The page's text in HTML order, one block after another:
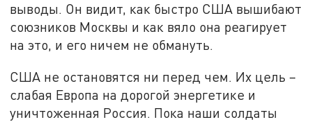
выводы. Он видит, как быстро США вышибают
союзников Москвы и как вяло она реагирует
на это, и его ничем не обмануть.
США не остановятся ни перед чем. Их цель –
слабая Европа на дорогой энергетике и
уничтоженная Россия. Пока наши солдаты